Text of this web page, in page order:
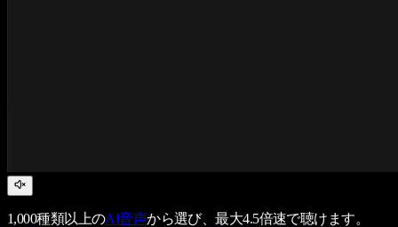
1,000種類以上のAI音声から選び、最大4.5倍速で聴けます。